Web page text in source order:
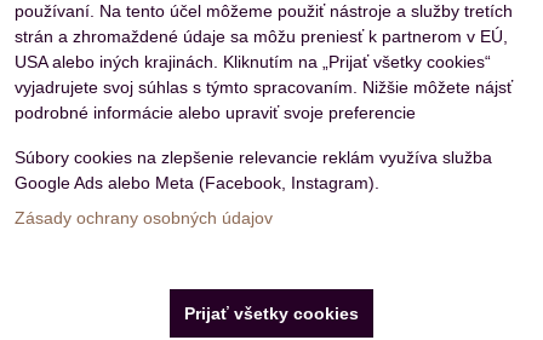
Zásady ochrany osobných údajov
používaní. Na tento účel môžeme použiť nástroje a služby tretích
strán a zhromaždené údaje sa môžu preniesť k partnerom v EÚ,
USA alebo iných krajinách. Kliknutím na „Prijať všetky cookies“
vyjadrujete svoj súhlas s týmto spracovaním. Nižšie môžete nájsť
podrobné informácie alebo upraviť svoje preferencie
Súbory cookies na zlepšenie relevancie reklám využíva služba
Google Ads alebo Meta (Facebook, Instagram).
Zásady ochrany osobných údajov
Prijať všetky cookies